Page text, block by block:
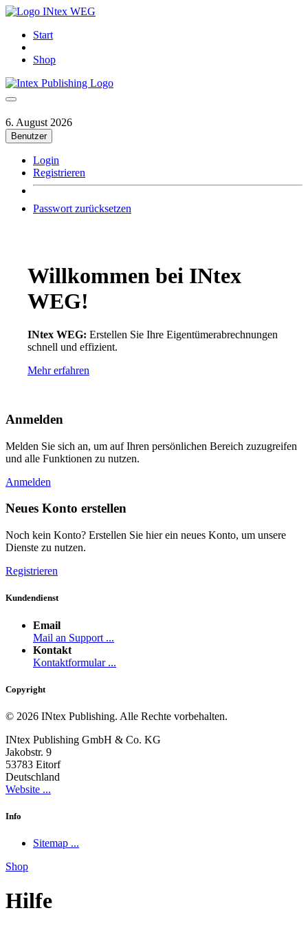
INtex WEG
Start
Shop
6. August 2026
Benutzer
Login
Registrieren
Passwort zurücksetzen
Willkommen bei INtex
WEG!
INtex WEG: Erstellen Sie Ihre Eigentümerabrechnungen
schnell und effizient.
Mehr erfahren
Anmelden
Melden Sie sich an, um auf Ihren persönlichen Bereich zuzugreifen
und alle Funktionen zu nutzen.
Anmelden
Neues Konto erstellen
Noch kein Konto? Erstellen Sie hier ein neues Konto, um unsere
Dienste zu nutzen.
Registrieren
Kundendienst
Email
Mail an Support ...
Kontakt
Kontaktformular ...
Copyright
© 2026 INtex Publishing. Alle Rechte vorbehalten.
INtex Publishing GmbH & Co. KG
Jakobstr. 9
53783 Eitorf
Deutschland
Website ...
Info
Sitemap ...
Shop
Hilfe